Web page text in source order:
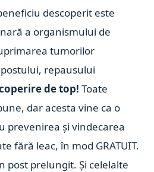
descoperit este
a organismului de
tumorilor
repausului
de top! Toate
dar acesta vine ca o
prevenirea și vindecarea
fără leac, în mod GRATUIT.
post prelungit. Și celelalte